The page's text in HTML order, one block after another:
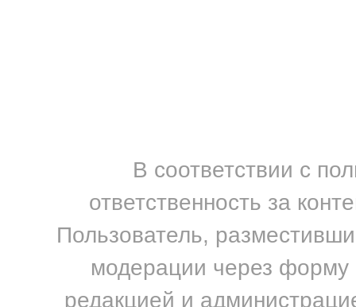
В соответствии с
ответственность за
Пользователь,
модерации через форму
редакцией и